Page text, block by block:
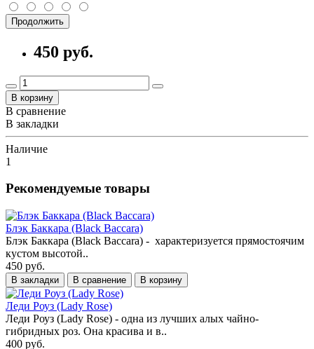
Продолжить
450 руб.
В корзину
В сравнение
В закладки
Наличие
1
Рекомендуемые товары
Блэк Баккара (Black Baccara)
Блэк Баккара (Black Baccara) - характеризуется прямостоячим
кустом высотой..
450 руб.
В закладки В сравнение В корзину
Леди Роуз (Lady Rose)
Леди Роуз (Lady Rose) - одна из лучших алых чайно-
гибридных роз. Она красива и в..
400 руб.